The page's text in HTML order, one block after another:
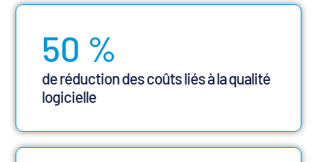
50 %
de réduction des coûts liés à la qualité
logicielle